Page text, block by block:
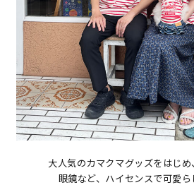
大人気のカマクマグッズをはじめ
眼鏡など、ハイセンスで可愛